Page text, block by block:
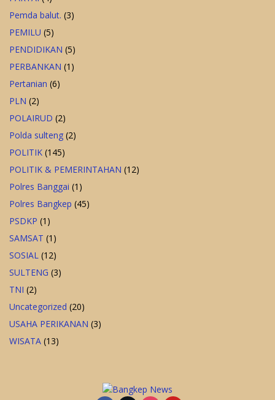
Pemda balut. (3)
PEMILU (5)
PENDIDIKAN (5)
PERBANKAN (1)
Pertanian (6)
PLN (2)
POLAIRUD (2)
Polda sulteng (2)
POLITIK (145)
POLITIK & PEMERINTAHAN (12)
Polres Banggai (1)
Polres Bangkep (45)
PSDKP (1)
SAMSAT (1)
SOSIAL (12)
SULTENG (3)
TNI (2)
Uncategorized (20)
USAHA PERIKANAN (3)
WISATA (13)